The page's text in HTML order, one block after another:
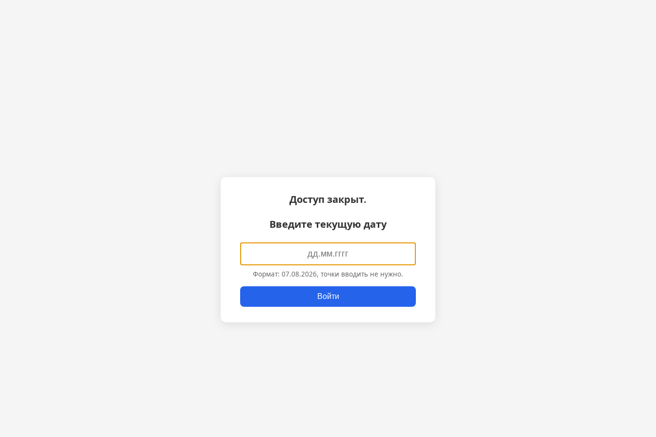
Доступ закрыт.
Введите текущую дату
Формат: 07.08.2026, точки вводить не нужно.
Войти